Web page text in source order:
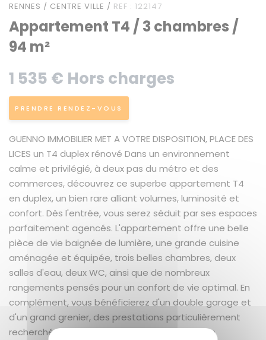
RENNES / CENTRE VILLE / REF : 122147
Appartement T4 / 3 chambres /
94 m²
1 535 € Hors charges
PRENDRE RENDEZ-VOUS
GUENNO IMMOBILIER MET A VOTRE DISPOSITION, PLACE DES
LICES un T4 duplex rénové Dans un environnement
calme et privilégié, à deux pas du métro et des
commerces, découvrez ce superbe appartement T4
en duplex, un bien rare alliant volumes, luminosité et
confort. Dès l'entrée, vous serez séduit par ses espaces
parfaitement agencés. L'appartement offre une belle
pièce de vie baignée de lumière, une grande cuisine
aménagée et équipée, trois belles chambres, deux
salles d'eau, deux WC, ainsi que de nombreux
rangements pensés pour un confort de vie optimal. En
complément, vous bénéficierez d'un double garage et
d'un grand grenier, des prestations particulièrement
recherchées en plein coeur de Rennes. Un bien